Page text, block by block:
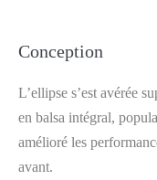
Conception
L’ellipse s’est avérée
en balsa intégral,
amélioré les
avant.